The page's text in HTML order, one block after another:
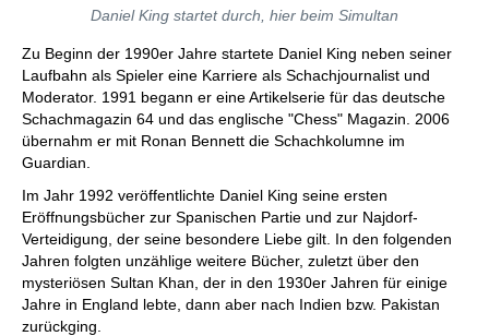
Daniel King startet durch, hier beim Simultan
Zu Beginn der 1990er Jahre startete Daniel King neben seiner
Laufbahn als Spieler eine Karriere als Schachjournalist und
Moderator. 1991 begann er eine Artikelserie für das deutsche
Schachmagazin 64 und das englische "Chess" Magazin. 2006
übernahm er mit Ronan Bennett die Schachkolumne im
Guardian.
Im Jahr 1992 veröffentlichte Daniel King seine ersten
Eröffnungsbücher zur Spanischen Partie und zur Najdorf-
Verteidigung, der seine besondere Liebe gilt. In den folgenden
Jahren folgten unzählige weitere Bücher, zuletzt über den
mysteriösen Sultan Khan, der in den 1930er Jahren für einige
Jahre in England lebte, dann aber nach Indien bzw. Pakistan
zurückging.